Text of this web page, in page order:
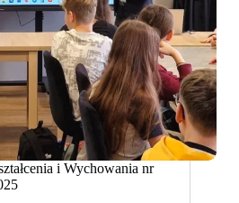
i Wychowania nr